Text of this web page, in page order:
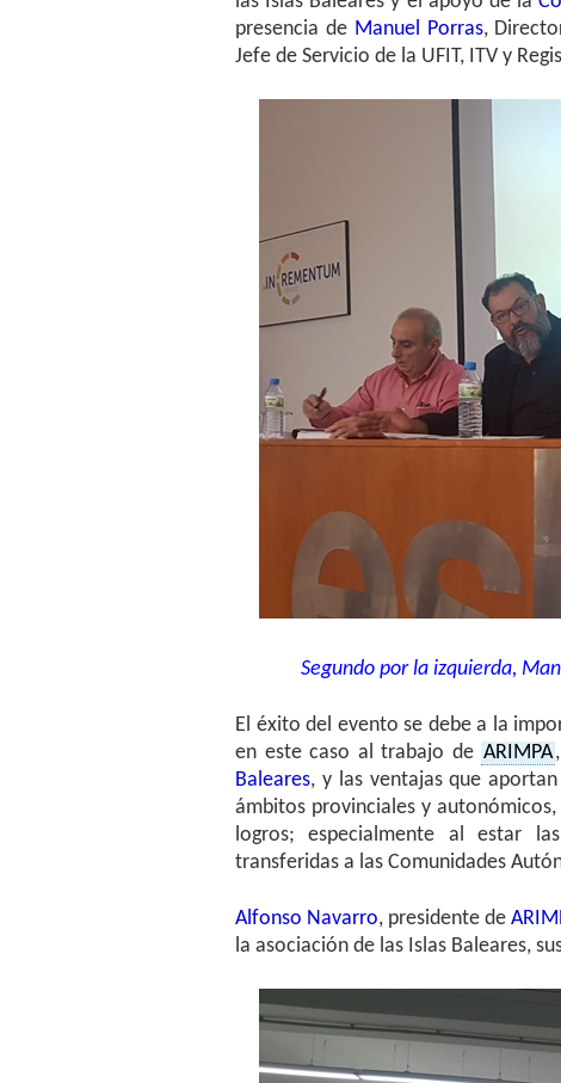
presencia de Manuel Porras,
Jefe de Servicio de la UFIT, ITV y
Segundo por la izquierda,
El éxito del evento se debe a la
en este caso al trabajo de ARIMPA,
Baleares, y las ventajas que
ámbitos provinciales y
logros; especialmente al estar
transferidas a las Comunidades
Alfonso Navarro, presidente de
la asociación de las Islas Baleares,